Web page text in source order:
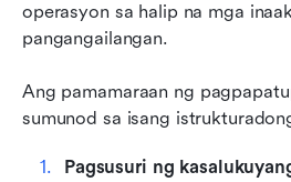
operasyon sa halip na mga
pangangailangan.
Ang pamamaraan ng
sumunod sa isang
Pagsusuri ng